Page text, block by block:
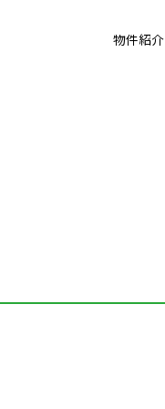
物件紹介